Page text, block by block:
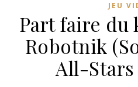
JEU
Part faire du
Robotnik
All-Stars